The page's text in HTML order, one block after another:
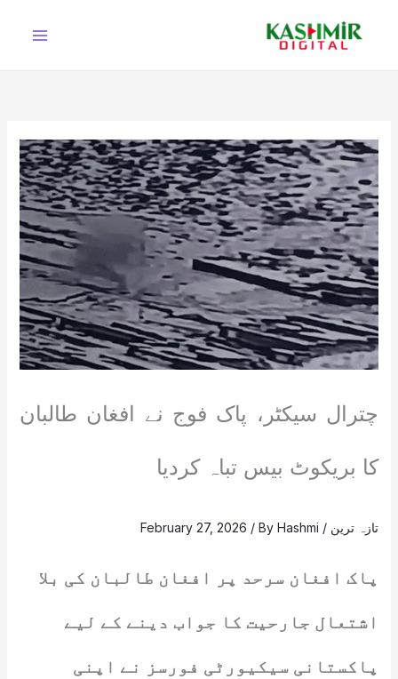
چترال سیکٹر، پاک فوج نے افغان طالبان
کا بریکوٹ بیس تباہ کردیا
تازہ ترین /
February 27, 2026 / ByHashmi
پاک افغان سرحد پر افغان طالبان کی بلا
اشتعال جارحیت کا جواب دینے کے لیے
پاکستانی سیکیورٹی فورسز نے اپنی